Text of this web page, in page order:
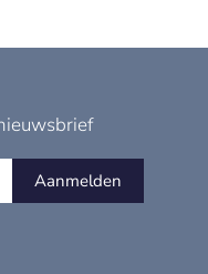
Aanmelden